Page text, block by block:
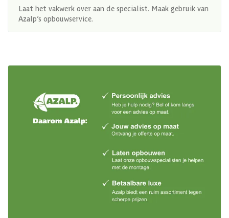
Laat het vakwerk over aan de specialist. Maak gebruik van
Azalp’s opbouwservice.